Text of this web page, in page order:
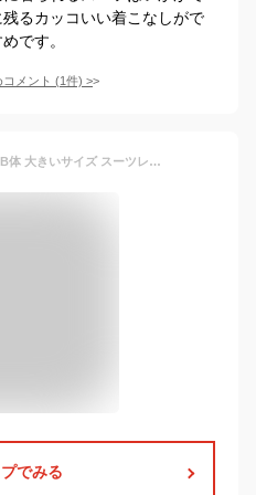
るカッコいい着こなしがで
です。
メント (1件) >
【レンタル】男の子 スーツ B体 大きいサイズ スーツレンタル 140cm 150cm 160cm 170cm 180cm ゆったりサイズ 太め レジメンタルタイ ドット柄ネクタイ 卒業式 キッズフォーマル ジュニアサイズ
でみる